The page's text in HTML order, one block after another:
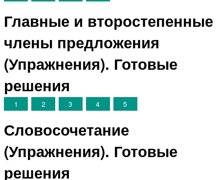
Главные и второстепенные
члены предложения
(Упражнения). Готовые
решения
1 2 3 4 5
Словосочетание
(Упражнения). Готовые
решения